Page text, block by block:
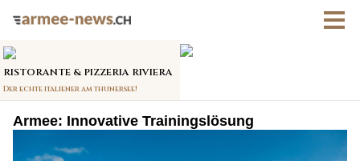
Armee: Innovative Trainingslösung